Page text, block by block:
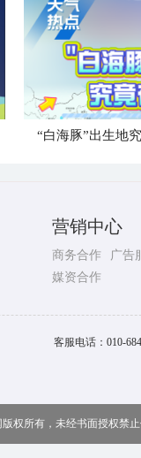
“白海豚”出生地
营销中心
商务合作
广告
媒资合作
客服电话： 010-
版权所有，未经书面授权